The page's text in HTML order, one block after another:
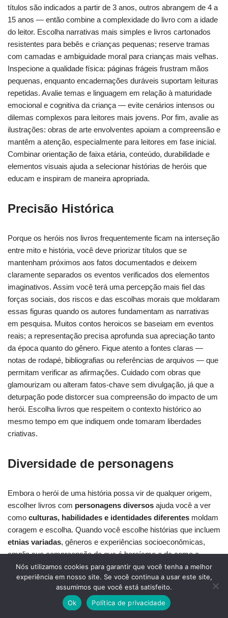
títulos são indicados a partir de 3 anos, outros abrangem de 4 a
15 anos — então combine a complexidade do livro com a idade
do leitor. Escolha narrativas mais simples e livros cartonados
resistentes para bebês e crianças pequenas; reserve tramas
com camadas e ambiguidade moral para crianças mais velhas.
Inspecione a qualidade física: páginas frágeis frustram mãos
pequenas, enquanto encadernações duráveis suportam leituras
repetidas. Avalie temas e linguagem em relação à maturidade
emocional e cognitiva da criança — evite cenários intensos ou
dilemas complexos para leitores mais jovens. Por fim, avalie as
ilustrações: obras de arte envolventes apoiam a compreensão e
mantêm a atenção, especialmente para leitores em fase inicial.
Combinar orientação de faixa etária, conteúdo, durabilidade e
elementos visuais ajuda a selecionar histórias de heróis que
educam e inspiram de maneira apropriada.
Precisão Histórica
Porque os heróis nos livros frequentemente ficam na interseção
entre mito e história, você deve priorizar títulos que se
mantenham próximos aos fatos documentados e deixem
claramente separados os eventos verificados dos elementos
imaginativos. Assim você terá uma percepção mais fiel das
forças sociais, dos riscos e das escolhas morais que moldaram
essas figuras quando os autores fundamentam as narrativas
em pesquisa. Muitos contos heroicos se baseiam em eventos
reais; a representação precisa aprofunda sua apreciação tanto
da época quanto do gênero. Fique atento a fontes claras —
notas de rodapé, bibliografias ou referências de arquivos — que
permitam verificar as afirmações. Cuidado com obras que
glamourizam ou alteram fatos-chave sem divulgação, já que a
deturpação pode distorcer sua compreensão do impacto de um
herói. Escolha livros que respeitem o contexto histórico ao
mesmo tempo em que indiquem onde tomaram liberdades
criativas.
Diversidade de personagens
Embora o herói de uma história possa vir de qualquer origem,
escolher livros com personagens diversos ajuda você a ver
como culturas, habilidades e identidades diferentes moldam
coragem e escolha. Quando você escolhe histórias que incluem
etnias variadas, gêneros e experiências socioeconômicas,
amplia sua compreensão do que é heroísmo e de como o
contexto influencia as decisões. Heróis diversos permitem que
leitores jovens encontrem modelos que os reflitam, aumentando
engajamento e confiança. Em contos de super-heróis, a
inclusão provoca conversas sobre identidade, empatia e
Nós utilizamos cookies para garantir que você tenha a melhor
experiência em nosso site. Se você continua a usar este site,
assumimos que você está satisfeito.
Ok
Política de privacidade